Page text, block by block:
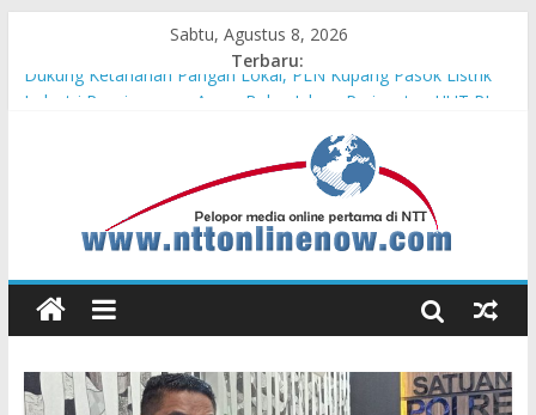
Sabtu, Agustus 8, 2026
Terbaru:
Dukung Ketahanan Pangan Lokal, PLN Kupang Pasok Listrik
Komisaris Independen Pertamina Patra Niaga Terpikat Produk
UMKM Mitra Binaan dengan Sentuhan Kemanusiaan dan
Keberlanjutan
Honda DBL 2026 East Java – North Resmi Bergulir, MPM
Generasi Muda
Teras Bank Indonesia Hadir di Belu, Bupati Willy : Terima Kasih
Astra Honda Siap Lanjutkan Performa Positif di ARRC
Mandalika 2026